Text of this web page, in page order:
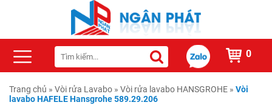
0
Trang chủ » Vòi rửa Lavabo » Vòi rửa lavabo HANSGROHE » Vòi
lavabo HAFELE Hansgrohe 589.29.206